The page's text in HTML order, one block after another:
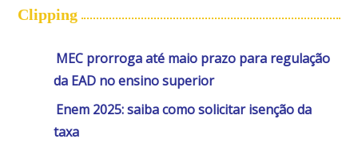
Clipping
MEC prorroga até maio prazo para regulação
da EAD no ensino superior
Enem 2025: saiba como solicitar isenção da
taxa